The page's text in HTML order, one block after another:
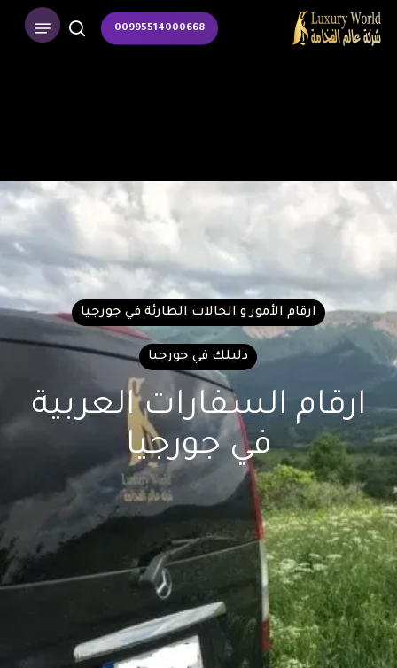
00995514000668
search
Menu
ارقام الأمور و الحالات الطارئة في جورجيا
دليلك في جورجيا
ارقام السفارات العربية
في جورجيا